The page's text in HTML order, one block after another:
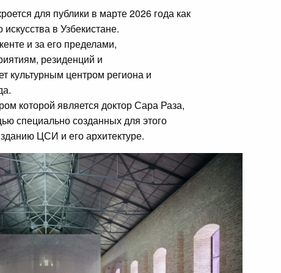
для публики в марте 2026 года как
в Узбекистане.
и за его пределами,
резиденций и
культурным центром региона и
которой является доктор Сара Раза,
специально созданных для этого
ЦСИ и его архитектуре.